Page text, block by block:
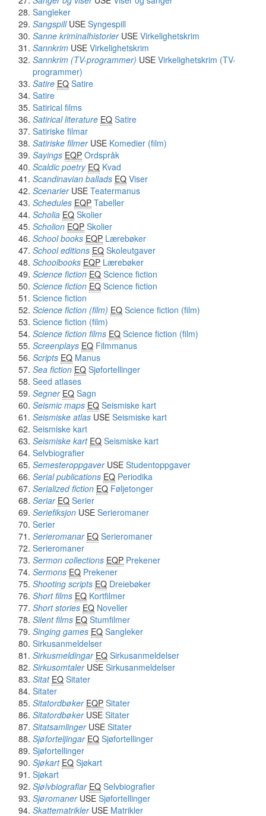
Sangleker
SangspillUSE Syngespill
Sanne kriminalhistorierUSE Virkelighetskrim
Sannkrim USE Virkelighetskrim
Sannkrim (TV-programmer) USE Virkelighetskrim (TV-
programmer)
Satire EQ Satire
Satire
Satirical films
Satirical literature EQ Satire
Satiriske filmar
Satiriske filmerUSE Komedier (film)
Sayings EQP Ordspråk
Scaldic poetry EQ Kvad
Scandinavian ballads EQ Viser
ScenarierUSE Teatermanus
Schedules EQP Tabeller
Scholia EQ Skolier
Scholion EQP Skolier
School books EQP Lærebøker
School editions EQ Skoleutgaver
Schoolbooks EQP Lærebøker
Science fiction EQ Science fiction
Science fiction EQ Science fiction
Science fiction
Science fiction (film) EQ Science fiction (film)
Science fiction (film)
Science fiction films EQ Science fiction (film)
Screenplays EQ Filmmanus
Scripts EQ Manus
Sea fiction EQ Sjøfortellinger
Seed atlases
Segner EQ Sagn
Seismic maps EQ Seismiske kart
Seismiske atlas USE Seismiske kart
Seismiske kart
Seismiske kart EQ Seismiske kart
Selvbiografier
SemesteroppgaverUSE Studentoppgaver
Serial publications EQ Periodika
Serialized fiction EQ Føljetonger
Seriar EQ Serier
Seriefiksjon USE Serieromaner
Serier
Serieromanar EQ Serieromaner
Serieromaner
Sermon collections EQP Prekener
Sermons EQ Prekener
Shooting scripts EQ Dreiebøker
Short films EQ Kortfilmer
Short stories EQ Noveller
Silent films EQ Stumfilmer
Singing games EQ Sangleker
Sirkusanmeldelser
Sirkusmeldingar EQ Sirkusanmeldelser
SirkusomtalerUSE Sirkusanmeldelser
Sitat EQ Sitater
Sitater
Sitatordbøker EQP Sitater
SitatordbøkerUSE Sitater
SitatsamlingerUSE Sitater
Sjøforteljingar EQ Sjøfortellinger
Sjøfortellinger
Sjøkart EQ Sjøkart
Sjøkart
Sjølvbiografiar EQ Selvbiografier
SjøromanerUSE Sjøfortellinger
SkattematriklerUSE Matrikler